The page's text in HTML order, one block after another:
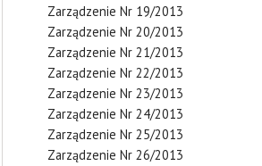
Zarządzenie Nr 19/2013
Zarządzenie Nr 20/2013
Zarządzenie Nr 21/2013
Zarządzenie Nr 22/2013
Zarządzenie Nr 23/2013
Zarządzenie Nr 24/2013
Zarządzenie Nr 25/2013
Zarządzenie Nr 26/2013